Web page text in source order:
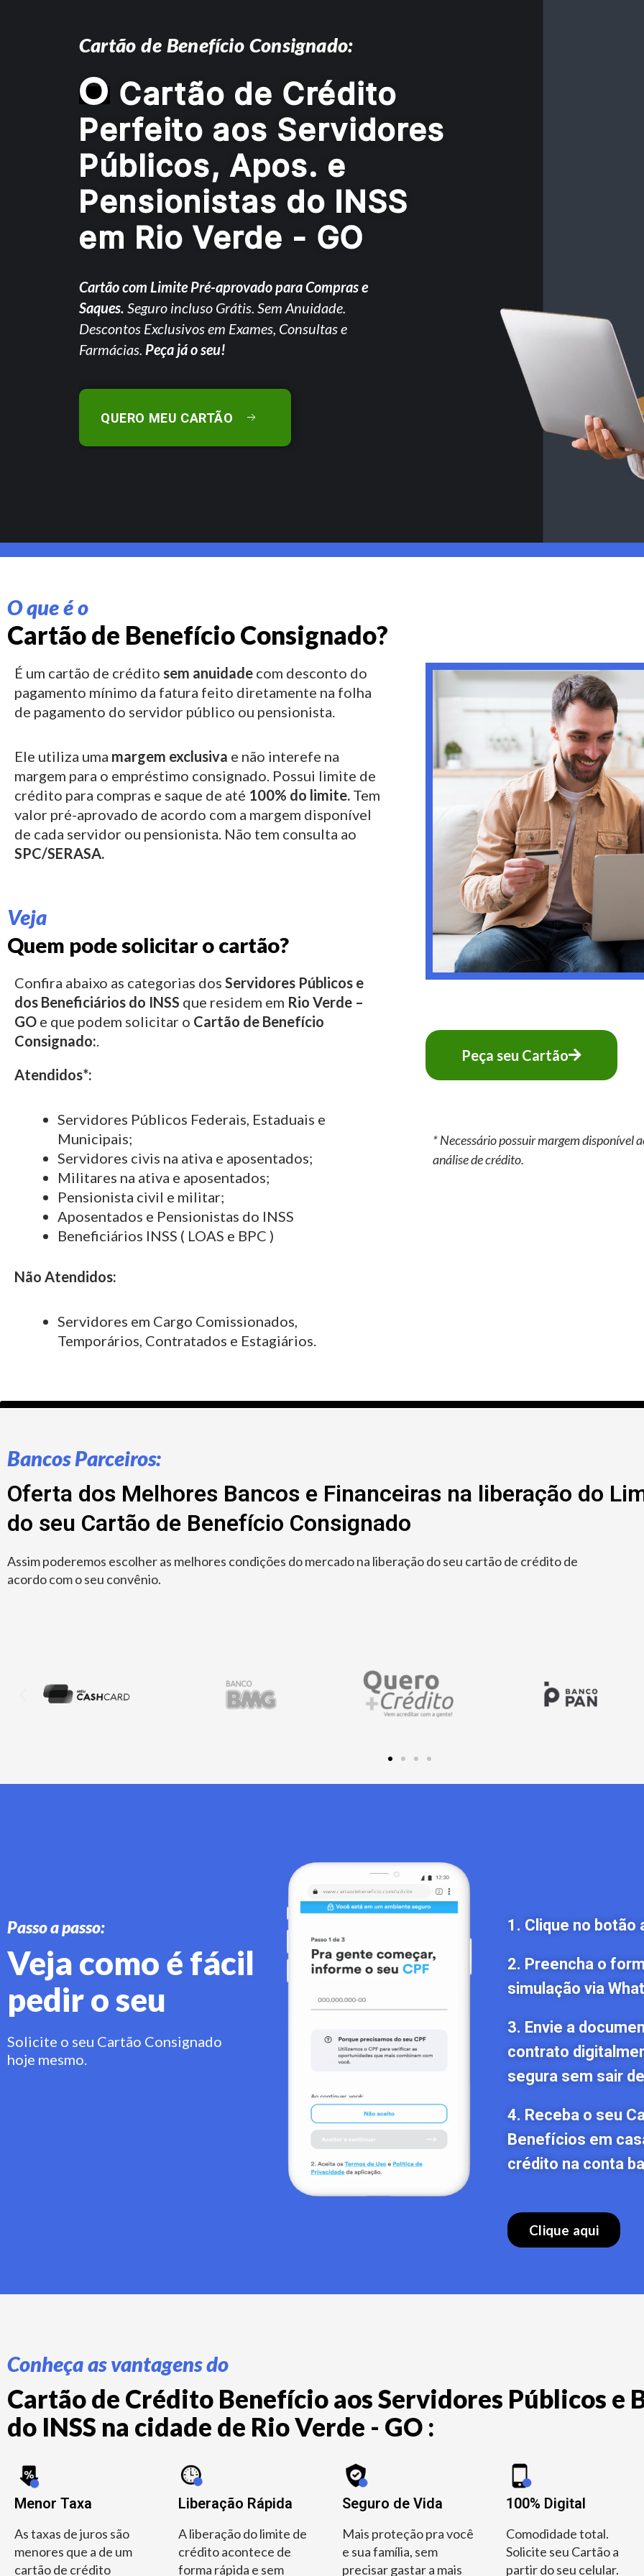
Cartão de Benefício Consignado:
O Cartão de Crédito
Perfeito aos Servidores
Públicos, Apos. e
Pensionistas do INSS
em Rio Verde - GO
Cartão com Limite Pré-aprovado para Compras e
Saques. Seguro incluso Grátis. Sem Anuidade.
Descontos Exclusivos em Exames, Consultas e
Farmácias. Peça já o seu!
QUERO MEU CARTÃO
O que é o
Cartão de Benefício Consignado?
É um cartão de crédito sem anuidade com desconto do
pagamento mínimo da fatura feito diretamente na folha
de pagamento do servidor público ou pensionista.
Ele utiliza uma margem exclusiva e não interefe na
margem para o empréstimo consignado. Possui limite de
crédito para compras e saque de até 100% do limite. Tem
valor pré-aprovado de acordo com a margem disponível
de cada servidor ou pensionista. Não tem consulta ao
SPC/SERASA.
Veja
Quem pode solicitar o cartão?
Confira abaixo as categorias dos Servidores Públicos e
dos Beneficiários do INSS que residem em Rio Verde –
GO e que podem solicitar o Cartão de Benefício
Consignado:.
Atendidos*:
Servidores Públicos Federais, Estaduais e
Municipais;
Servidores civis na ativa e aposentados;
Militares na ativa e aposentados;
Pensionista civil e militar;
Aposentados e Pensionistas do INSS
Beneficiários INSS ( LOAS e BPC )
Não Atendidos:
Servidores em Cargo Comissionados,
Temporários, Contratados e Estagiários.
Peça seu Cartão
* Necessário possuir margem disponível
análise de crédito.
Bancos Parceiros:
Oferta dos Melhores Bancos e Financeiras na liberação do
do seu Cartão de Benefício Consignado
Assim poderemos escolher as melhores condições do mercado na liberação do seu cartão de crédito de
acordo com o seu convênio.
Passo a passo:
Veja como é fácil
pedir o seu
Solicite o seu Cartão Consignado
hoje mesmo.
1. Clique no botão
2. Preencha o
simulação via
3. Envie a
contrato
segura sem sair
4. Receba o seu
Benefícios em
crédito na conta
Clique aqui
Conheça as vantagens do
Cartão de Crédito Benefício aos Servidores Públicos e
do INSS na cidade de Rio Verde - GO :
Menor Taxa
As taxas de juros são
menores que a de um
cartão de crédito
Liberação Rápida
A liberação do limite de
crédito acontece de
forma rápida e sem
Seguro de Vida
Mais proteção pra você
e sua família, sem
precisar gastar a mais
100% Digital
Comodidade total.
Solicite seu Cartão a
partir do seu celular.